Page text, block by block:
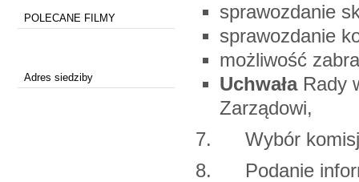
POLECANE FILMY
Adres siedziby
sprawozdanie
sprawozdanie
możliwość
UchwałaRady
Zarządowi,
7. Wybór komisji
8. Podanie